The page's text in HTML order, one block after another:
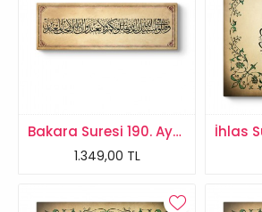
Bakara Suresi 190. Ayeti Tablosu
1.349,00 TL